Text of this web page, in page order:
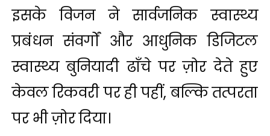
इसके विजन ने सार्वजनिक स्वास्थ्य
प्रबंधन संवर्गों और आधुनिक डिजिटल
स्वास्थ्य बुनियादी ढाँचे पर ज़ोर देते हुए
केवल रिकवरी पर ही पहीं, बल्कि तत्परता
पर भी ज़ोर दिया।